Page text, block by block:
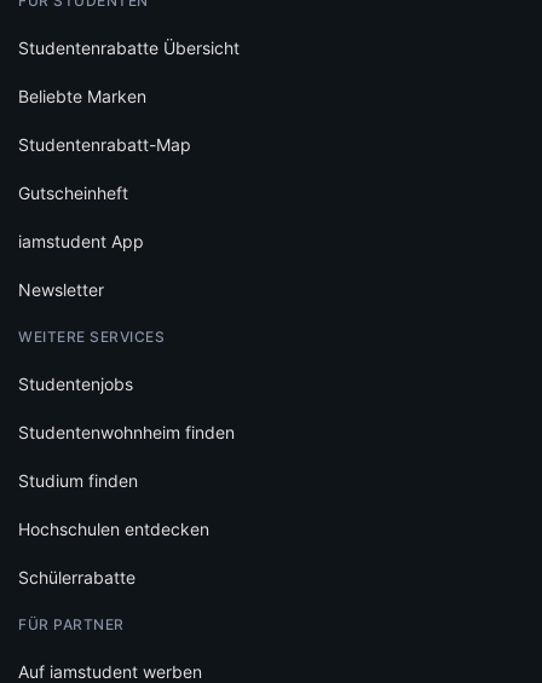
Studentenrabatte Übersicht
Beliebte Marken
Studentenrabatt-Map
Gutscheinheft
iamstudent App
Newsletter
WEITERE SERVICES
Studentenjobs
Studentenwohnheim finden
Studium finden
Hochschulen entdecken
Schülerrabatte
FÜR PARTNER
Auf iamstudent werben